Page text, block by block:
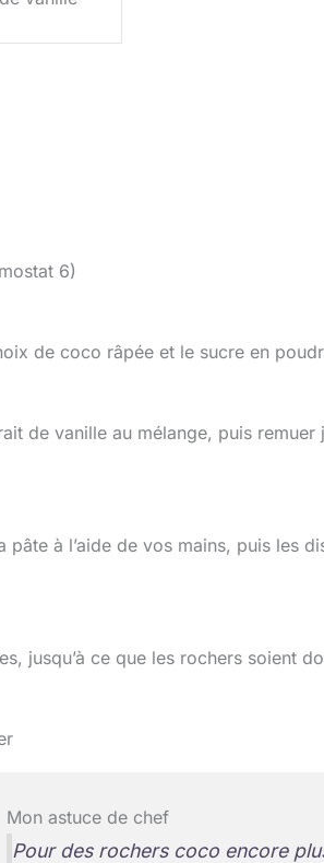
6)
de coco râpée et le sucre en
de vanille au mélange, puis remuer
pâte à l’aide de vos mains, puis les
jusqu’à ce que les rochers soient
Mon astuce de chef
Pour des rochers coco encore